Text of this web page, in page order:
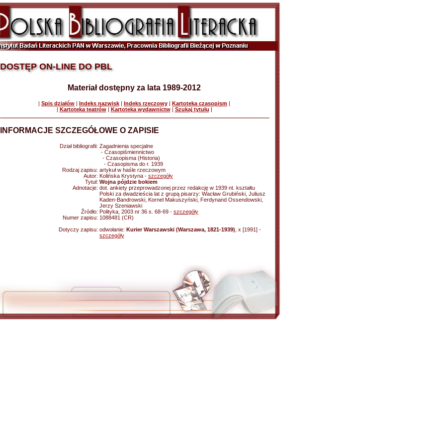
DOSTĘP ON-LINE DO PBL
Materiał dostępny za lata 1989-2012
| Spis działów | Indeks nazwisk | Indeks rzeczowy | Kartoteka czasopism |
| Kartoteka teatrów| Kartoteka wydawnictw| Szukaj tytułu |
INFORMACJE SZCZEGÓŁOWE O ZAPISIE
Dział bibliografii: Zagadnienia specjalne
- Czasopiśmiennictwo
- Czasopisma (Historia)
- Czasopisma do r. 1939
Rodzaj zapisu: artykuł w haśle rzeczowym
Autor: Kolińska Krystyna - szczegóły
Tytuł: Wojna pójdzie bokiem
Adnotacje: dot. ankiety przeprowadzonej przez redakcję w 1939 nt. kształtu
Polski za dwadzieścia lat z grupą pisarzy: Wacław Grubiński, Juliusz
Kaden-Bandrowski, Kornel Makuszyński, Ferdynand Ossendowski,
Jerzy Szeniawski
Źródło: Polityka, 2003 nr 36 s. 68-69 - szczegóły
Numer zapisu: 1088481 (CR)
Dotyczy zapisu: odwołanie: Kurier Warszawski (Warszawa, 1821-1939) , x [1991] -
szczegóły